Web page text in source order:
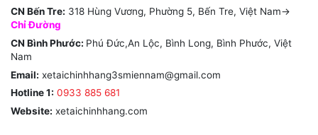
CN Bến Tre: 318 Hùng Vương, Phường 5, Bến Tre, Việt Nam->
Chỉ Đường
CN Bình Phước: Phú Đức,An Lộc, Bình Long, Bình Phước, Việt
Nam
Email: xetaichinhhang3smiennam@gmail.com
Hotline 1: 0933 885 681
Website: xetaichinhhang.com